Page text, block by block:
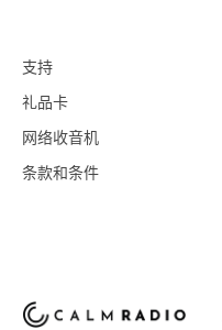
支持
礼品卡
网络收音机
条款和条件